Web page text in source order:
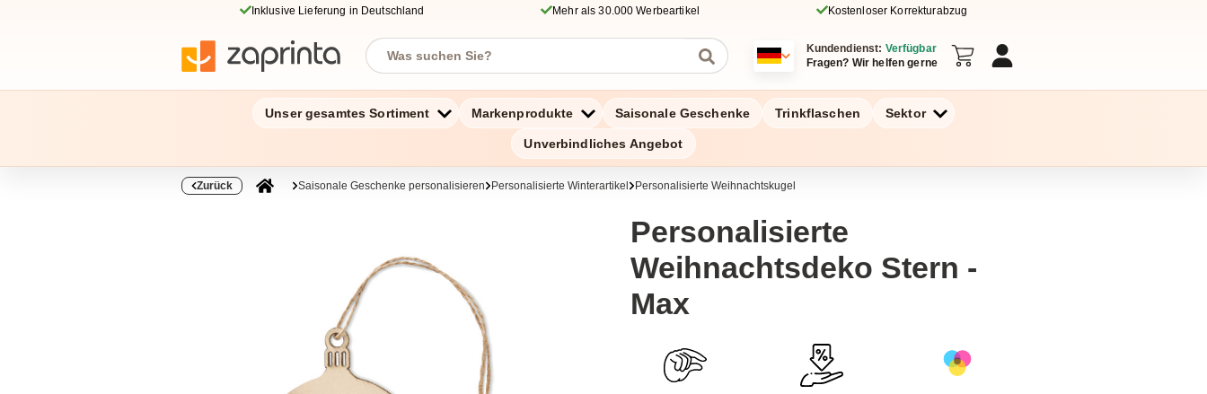
Inklusive Lieferung in Deutschland Mehr als 30.000 Werbeartikel Kostenloser Korrekturabzug
Kundendienst: Verfügbar
Fragen? Wir helfen gerne
Unser gesamtes Sortiment Markenprodukte Saisonale Geschenke Trinkflaschen Sektor
Unverbindliches Angebot
Zurück Saisonale Geschenke personalisieren Personalisierte Winterartikel Personalisierte Weihnachtskugel
Personalisierte
Weihnachtsdeko Stern -
Max